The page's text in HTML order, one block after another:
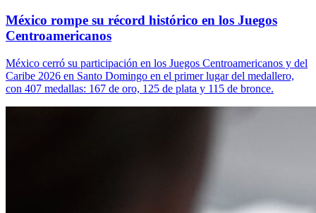
México rompe su récord histórico en los Juegos
Centroamericanos
México cerró su participación en los Juegos Centroamericanos y del
Caribe 2026 en Santo Domingo en el primer lugar del medallero,
con 407 medallas: 167 de oro, 125 de plata y 115 de bronce.